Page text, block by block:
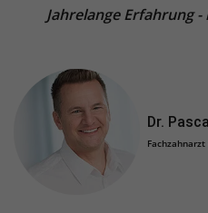
Jahrelange Erfahrung
Dr.